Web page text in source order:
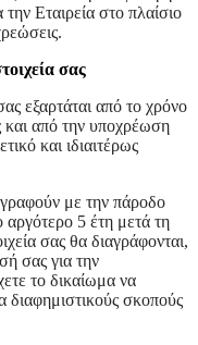
Εταιρεία στο πλαίσιο
σας
εξαρτάται από το χρόνο
από την υποχρέωση
και ιδιαιτέρως
με την πάροδο
αργότερο 5 έτη μετά τη
σας θα διαγράφονται,
σας για την
το δικαίωμα να
διαφημιστικούς σκοπούς